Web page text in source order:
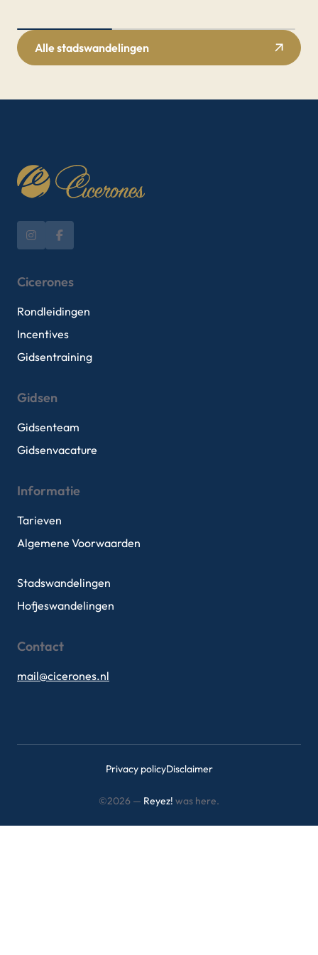
Alle stadswandelingen
Cicerones
Rondleidingen
Incentives
Gidsentraining
Gidsen
Gidsenteam
Gidsenvacature
Informatie
Tarieven
Algemene Voorwaarden
Stadswandelingen
Hofjeswandelingen
Contact
mail@cicerones.nl
Privacy policyDisclaimer
©2026 — Reyez! was here.